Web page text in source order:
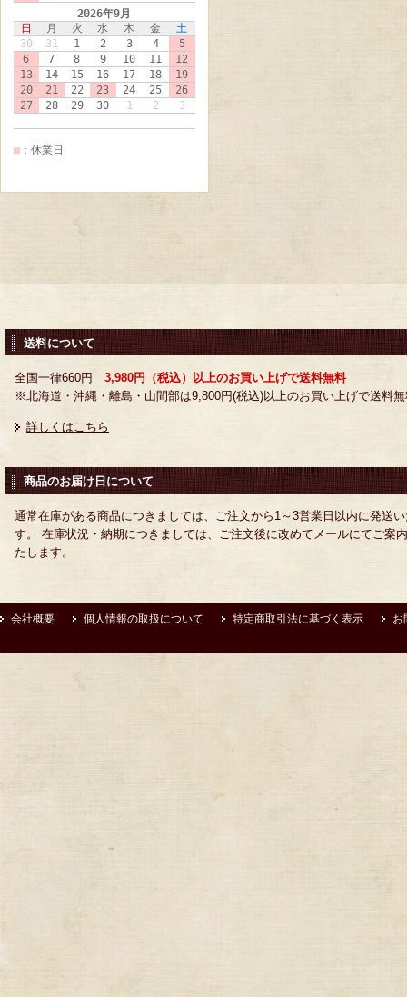
送料について
全国一律660円 3,980円（税込）以上のお買い上げで送料無料
※北海道・沖縄・離島・山間部は9,800円(税込)以上のお買い上げで送料
詳しくはこちら
商品のお届け日について
通常在庫がある商品につきましては、ご注文から1～3営業日以内に発送
す。 在庫状況・納期につきましては、ご注文後に改めてメールにてご案
たします。
会社概要 個人情報の取扱について 特定商取引法に基づく表示 お